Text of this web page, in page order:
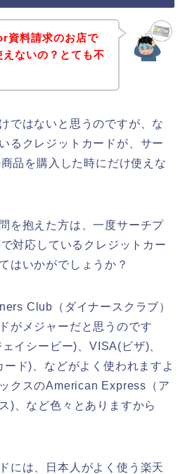
資料請求のお店で
ないの？とても不
ではないと思うのですが、な
るクレジットカードが、サー
品を購入した時にだけ使えな
を抱えた方は、一度サーチプ
対応しているクレジットカー
はいかがでしょうか？
Club（ダイナースクラブ）
がメジャーだと思うのです
イシービー)、VISA(ビザ)、
ド)、などがよく使われますよ
クスのAmerican Express（ア
)、など色々とありますから
には、日本人がよく使う楽天